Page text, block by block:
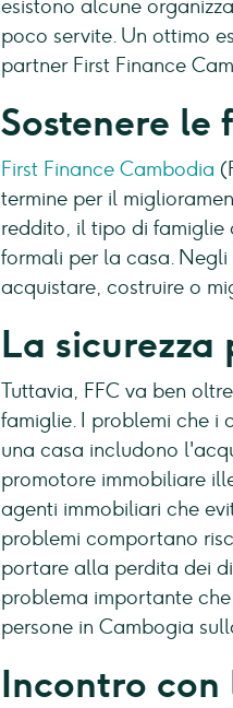
esistono alcune
poco servite. Un ottimo
partner First Finance
Sostenere
First Finance Cambodia
termine per il
reddito, il tipo di famiglie
formali per la casa. Negli
acquistare, costruire o
La
Tuttavia, FFC va ben
famiglie. I problemi che i
una casa includono
promotore immobiliare
agenti immobiliari che
problemi comportano
portare alla perdita dei
problema importante
persone in Cambogia
Incontro